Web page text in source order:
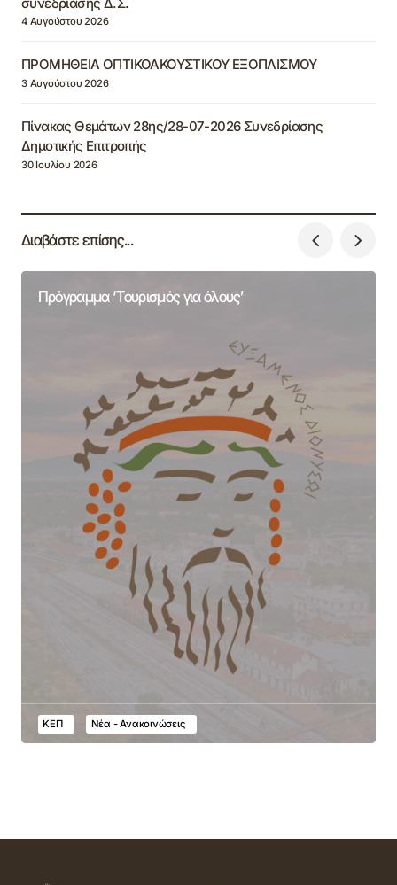
4 Αυγούστου 2026
ΠΡΟΜΗΘΕΙΑ ΟΠΤΙΚΟΑΚΟΥΣΤΙΚΟΥ ΕΞΟΠΛΙΣΜΟΥ
3 Αυγούστου 2026
Πίνακας Θεμάτων 28ης/28-07-2026 Συνεδρίασης
Δημοτικής Επιτροπής
30 Ιουλίου 2026
Διαβάστε επίσης...
Πρόγραμμα ‘Τουρισμός για όλους’
ΚΕΠ Νέα - Ανακοινώσεις